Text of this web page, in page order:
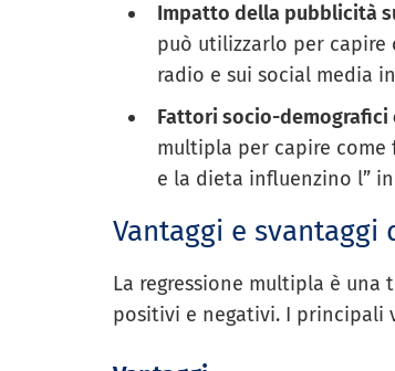
Impatto della pubblicità
può utilizzarlo per capire
radio e sui social media
Fattori socio-demografici
multipla per capire
e la dieta influenzino l”
Vantaggi e
La regressione multipla è
positivi e negativi. I principali